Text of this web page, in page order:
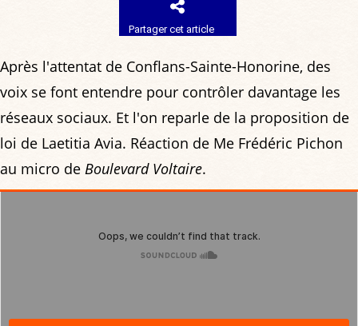
Partager cet article
Après l'attentat de Conflans-Sainte-Honorine, des
voix se font entendre pour contrôler davantage les
réseaux sociaux. Et l'on reparle de la proposition de
loi de Laetitia Avia. Réaction de Me Frédéric Pichon
au micro de Boulevard Voltaire.